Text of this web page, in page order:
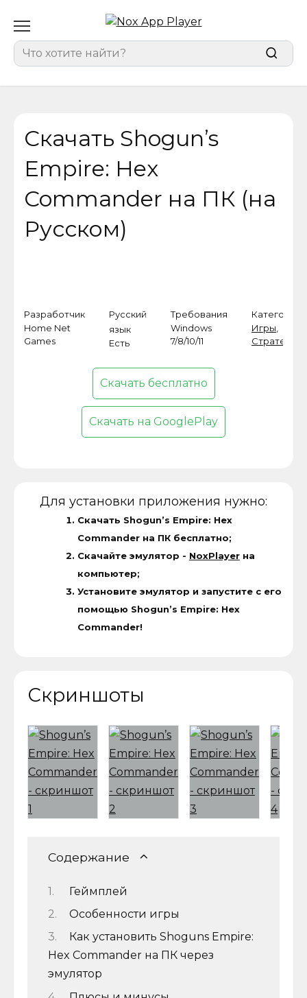
содержанию
for:
Скачать Shogun’s
Empire: Hex
Commander на ПК (на
Русском)
Разработчик
Home Net
Games
Русский
язык
Есть
Требования
Windows
7/8/10/11
Категория
Игры
Стратегии
Скачать бесплатно
Скачать на GooglePlay
Для установки приложения нужно:
Скачать Shogun’s Empire: Hex
Commander на ПК бесплатно;
Скачайте эмулятор - NoxPlayerна
компьютер;
Установите эмулятор и запустите с его
помощью Shogun’s Empire: Hex
Commander!
Скриншоты
Содержание
Геймплей
Особенности игры
Как установить Shoguns Empire:
Hex Commander на ПК через
эмулятор